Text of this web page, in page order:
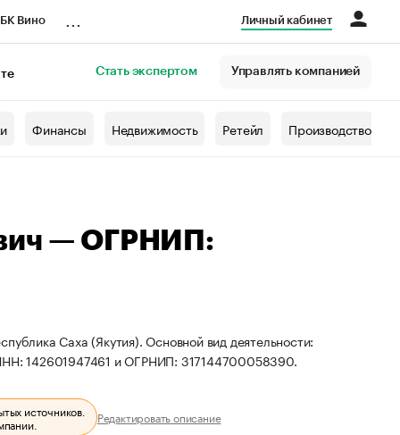
Вино Личный кабинет
Стать экспертом Управлять компанией
Финансы Недвижимость Ретейл Производство
— ОГРНИП:
Саха (Якутия). Основной вид деятельности:
142601947461 и ОГРНИП: 317144700058390.
источников.
Редактировать описание